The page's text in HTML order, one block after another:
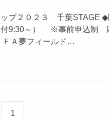
ップ２０２３ 千葉STAGE
付9:30～） ※事前申込制
Ａ夢フィールド…
1